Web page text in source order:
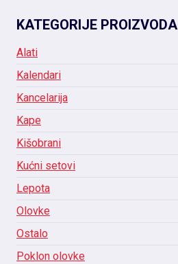
KATEGORIJE PROIZVODA
Alati
Kalendari
Kancelarija
Kape
Kišobrani
Kućni setovi
Lepota
Olovke
Ostalo
Poklon olovke